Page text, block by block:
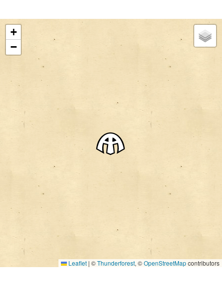
+
−
Leaflet | ©Thunderforest, ©OpenStreetMapcontributors